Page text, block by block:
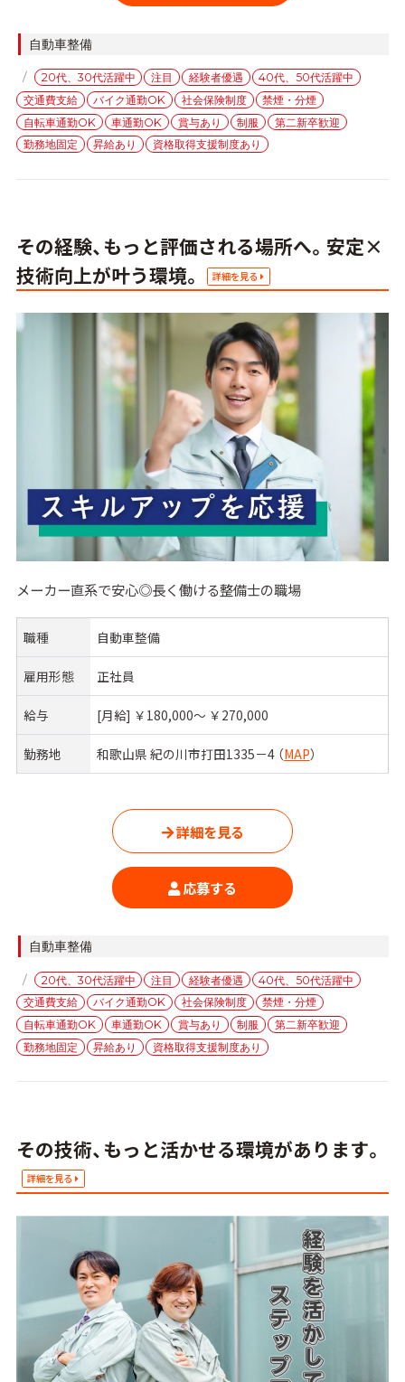
ゴ
リ
ー
自動車整備
タ
グ
20代、30代活躍中 注目 経験者優遇
40代、50代活躍中
交通費支給
バイク通勤OK 社会保険制度
禁煙・分煙
自転車通勤OK
車通勤OK 賞与あり 制服
第二新卒歓迎
勤務地固定
昇給あり 資格取得支援制度あり
その経験、もっと評価される場所へ。安定×
技術向上が叶う環境。
詳細を見る
メーカー直系で安心◎長く働ける整備士の職場
職種 自動車整備
雇用形態 正社員
給与 [月給] ￥180,000〜 ￥270,000
勤務地 和歌山県 紀の川市打田1335－4 （MAP）
詳細を見る
応募する
ゴ
リ
ー
自動車整備
タ
グ
20代、30代活躍中 注目 経験者優遇
40代、50代活躍中
交通費支給
バイク通勤OK 社会保険制度
禁煙・分煙
自転車通勤OK
車通勤OK 賞与あり 制服
第二新卒歓迎
勤務地固定
昇給あり 資格取得支援制度あり
その技術、もっと活かせる環境があります。
詳細を見る